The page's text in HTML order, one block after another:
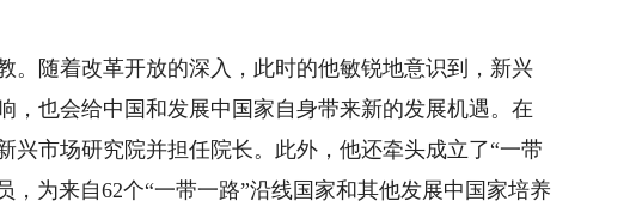
随着改革开放的深入，此时的他敏锐地意识到，新兴
，也会给中国和发展中国家自身带来新的发展机遇。在
兴市场研究院并担任院长。此外，他还牵头成立了“一带
，为来自62个“一带一路”沿线国家和其他发展中国家培养